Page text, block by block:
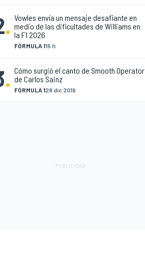
.
FÓRMULA 115 h
Vowles envía un mensaje desafiante en
medio de las dificultades de Williams en
la F1 2026
. FÓRMULA 128 dic 2019
Cómo surgió el canto de Smooth Operator
de Carlos Sainz